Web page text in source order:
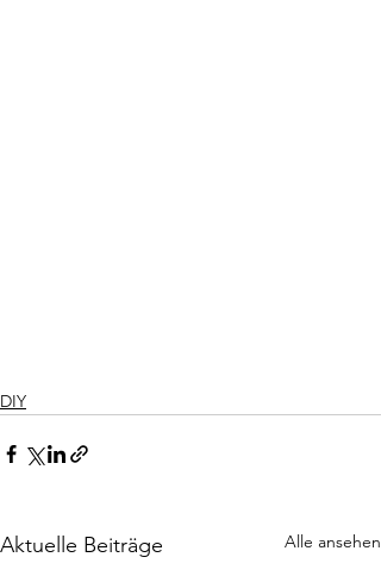
DIY
Aktuelle Beiträge Alle ansehen